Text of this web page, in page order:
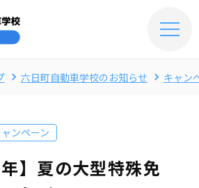
六日町自動車学校のお知らせ キャン
ンペーン
年】夏の大型特殊免